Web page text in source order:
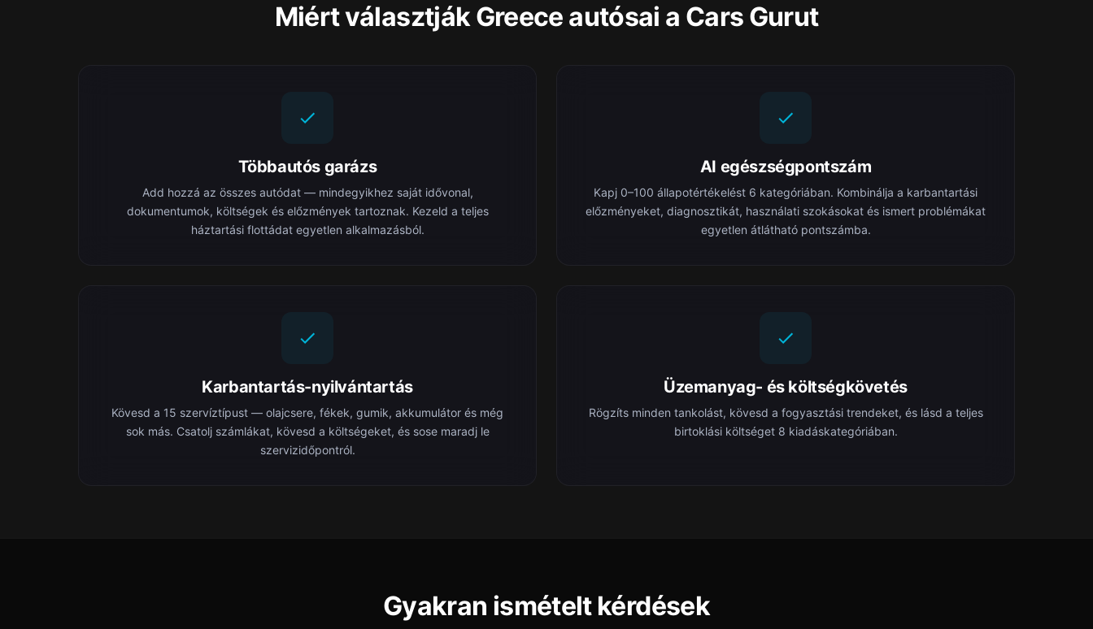
Miért választják Greece autósai a Cars Gurut
Többautós garázs
Add hozzá az összes autódat — mindegyikhez saját idővonal,
dokumentumok, költségek és előzmények tartoznak. Kezeld a teljes
háztartási flottádat egyetlen alkalmazásból.
AI egészségpontszám
Kapj 0–100 állapotértékelést 6 kategóriában. Kombinálja a karbantartási
előzményeket, diagnosztikát, használati szokásokat és ismert problémákat
egyetlen átlátható pontszámba.
Karbantartás-nyilvántartás
Kövesd a 15 szervíztípust — olajcsere, fékek, gumik, akkumulátor és még
sok más. Csatolj számlákat, kövesd a költségeket, és sose maradj le
szervizidőpontról.
Üzemanyag- és költségkövetés
Rögzíts minden tankolást, kövesd a fogyasztási trendeket, és lásd a teljes
birtoklási költséget 8 kiadáskategóriában.
Gyakran ismételt kérdések